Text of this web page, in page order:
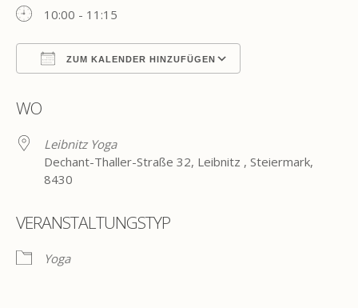
10:00 - 11:15
ZUM KALENDER HINZUFÜGEN
WO
Leibnitz Yoga
Dechant-Thaller-Straße 32, Leibnitz , Steiermark,
8430
VERANSTALTUNGSTYP
Yoga